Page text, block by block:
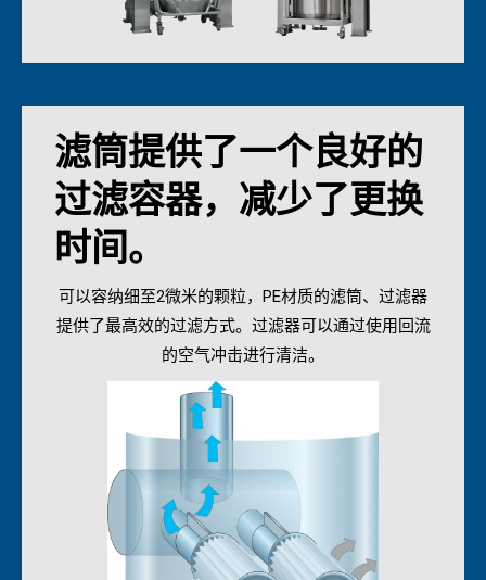
滤筒提供了一个良好的
过滤容器，减少了更换
时间。
可以容纳细至2微米的颗粒，PE材质的滤筒、过滤器
提供了最高效的过滤方式。过滤器可以通过使用回流
的空气冲击进行清洁。